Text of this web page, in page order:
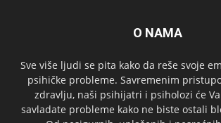
O NAMA
Sve više ljudi se pita kako da reše svoje
psihičke probleme. Savremenim
zdravlju, naši psihijatri i psiholozi će
savladate probleme kako ne biste ostali